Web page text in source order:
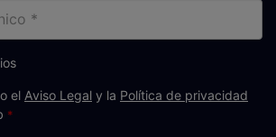
el Aviso Legal y la Política de privacidad